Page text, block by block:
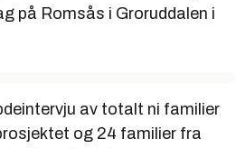
på Romsås i Groruddalen i
av totalt ni familier
og 24 familier fra